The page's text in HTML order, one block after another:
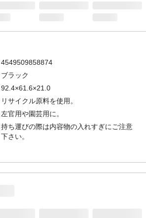
4549509858874
ブラック
92.4×61.6×21.0
リサイクル原料を使用。
左官用や園芸用に。
持ち運びの際は内容物の入れすぎにご注意
下さい。
1
ポリプロピレン